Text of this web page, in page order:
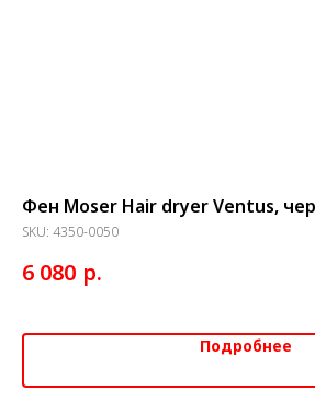
Фен Moser Hair dryer Ventus,
SKU: 4350-0050
6 080 р.
Подробнее